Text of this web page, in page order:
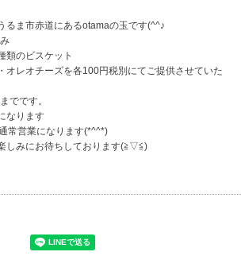
るま市赤道にあるotamaの玉です(^^♪
類のビスケット
オレオチーズを各100円税別にてご提供させていた
でです。
なります
常営業になります(*^^*)
しみにお待ちしております(≧▽≦)